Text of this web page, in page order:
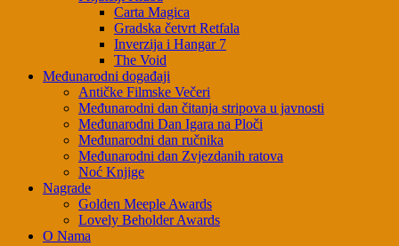
Carta Magica
Gradska četvrt Retfala
Inverzija i Hangar 7
The Void
Međunarodni događaji
Antičke Filmske Večeri
Međunarodni dan čitanja stripova u javnosti
Međunarodni Dan Igara na Ploči
Međunarodni dan ručnika
Međunarodni dan Zvjezdanih ratova
Noć Knjige
Nagrade
Golden Meeple Awards
Lovely Beholder Awards
O Nama